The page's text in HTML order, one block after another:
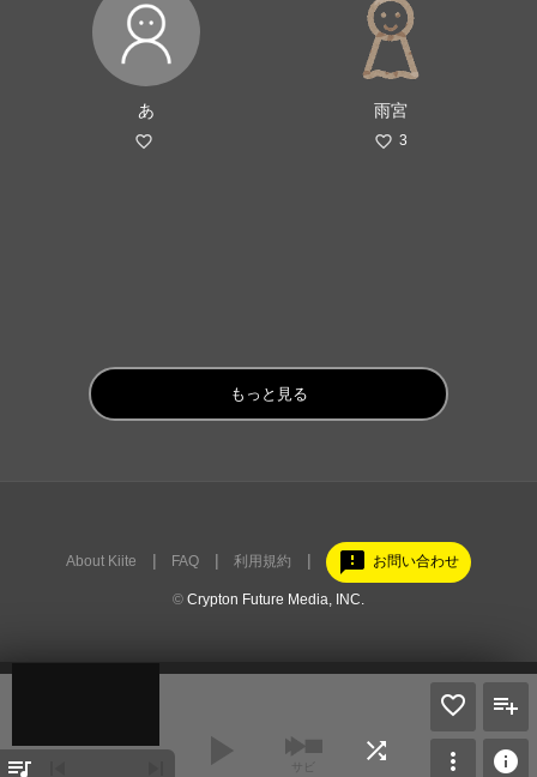
あ 雨宮
3
もっと見る
About Kiite FAQ 利用規約 feedback お問い合わせ
© Crypton Future Media, INC.
queue_music play_arrow サビ
shuffle more_vert info